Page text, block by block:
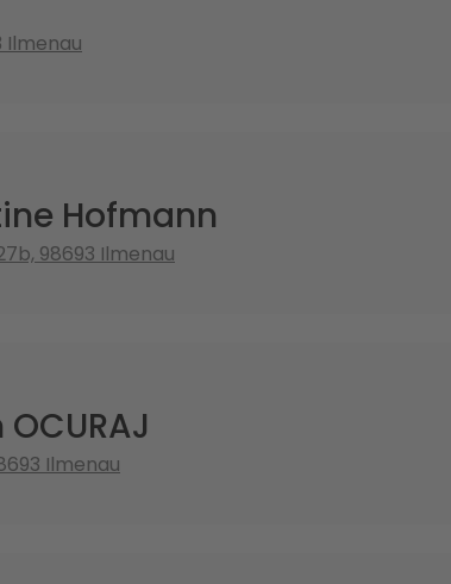
Ilmenau
Hofmann
98693 Ilmenau
Ilmenau